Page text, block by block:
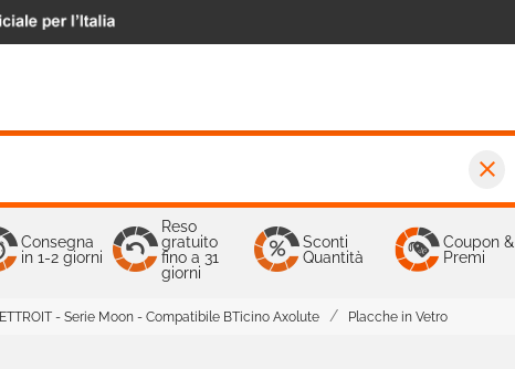
close
Consegna
in 1-2 giorni
Reso
gratuito
fino a 31
giorni
Sconti
Quantità
Coupon &
Premi
ETTROIT - Serie Moon - Compatibile BTicino Axolute Placche in Vetro